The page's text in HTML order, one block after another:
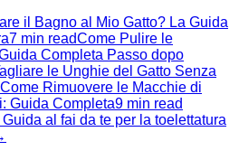
il Bagno al Mio Gatto? La Guida
7 min readCome Pulire le
Completa Passo dopo
le Unghie del Gatto Senza
Come Rimuovere le Macchie di
Guida Completa9 min read
al fai da te per la toelettatura